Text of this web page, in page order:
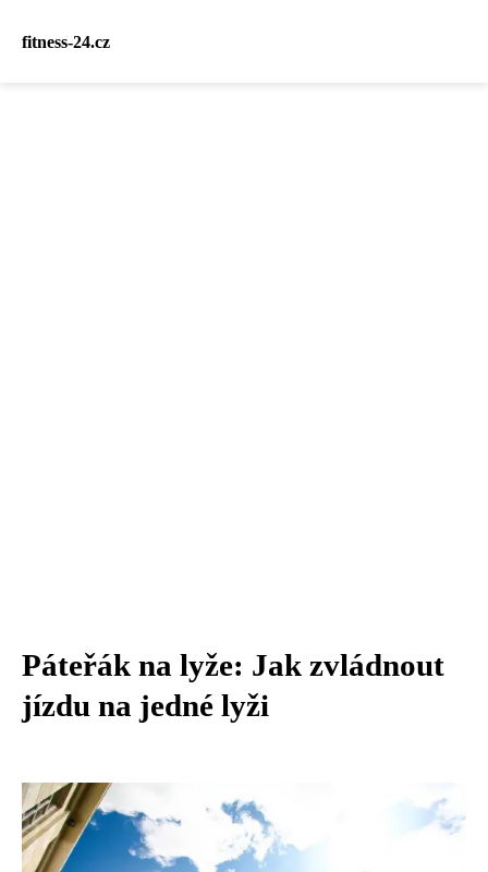
fitness-24.cz
Páteřák na lyže: Jak zvládnout
jízdu na jedné lyži